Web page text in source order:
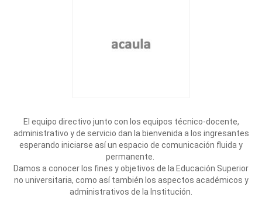
El equipo directivo junto con los equipos técnico-docente,
administrativo y de servicio dan la bienvenida a los ingresantes
esperando iniciarse así un espacio de comunicación fluida y
permanente.
Damos a conocer los fines y objetivos de la Educación Superior
no universitaria, como así también los aspectos académicos y
administrativos de la Institución.